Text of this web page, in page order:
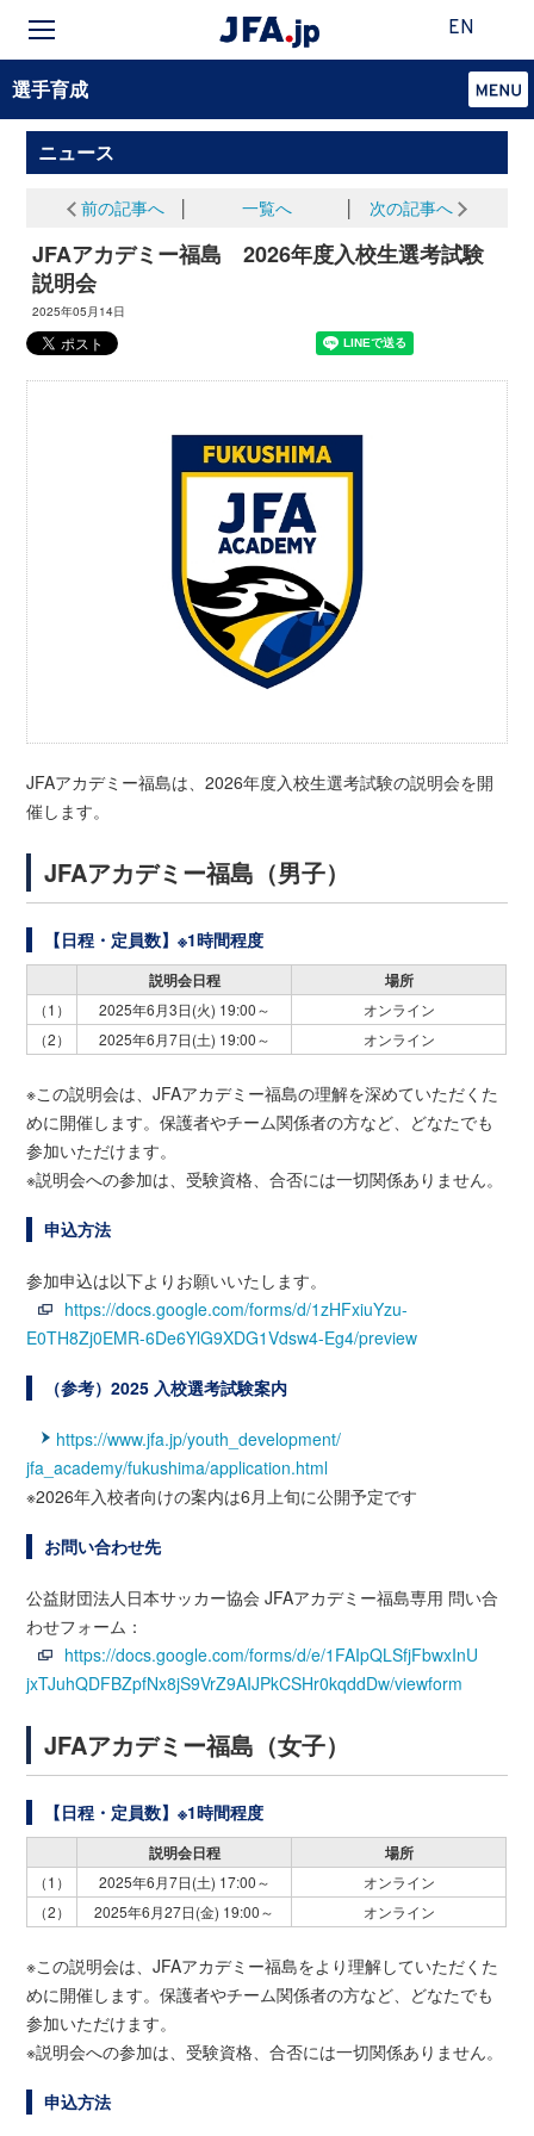
EN
選手育成
ニュース
前の記事へ 一覧へ 次の記事へ
JFAアカデミー福島 2026年度入校生選考試験
説明会
2025年05月14日
JFAアカデミー福島は、2026年度入校生選考試験の説明会を開
催します。
JFAアカデミー福島（男子）
【日程・定員数】※1時間程度
説明会日程 場所
（1） 2025年6月3日(火) 19:00～
オンライン
（2）
2025年6月7日(土) 19:00～ オンライン
※この説明会は、JFAアカデミー福島の理解を深めていただくた
めに開催します。保護者やチーム関係者の方など、どなたでも
参加いただけます。
※説明会への参加は、受験資格、合否には一切関係ありません。
申込方法
参加申込は以下よりお願いいたします。
https://docs.google.com/forms/d/1zHFxiuYzu-
E0TH8Zj0EMR-6De6YlG9XDG1Vdsw4-Eg4/preview
（参考）2025 入校選考試験案内
https://www.jfa.jp/youth_development/
jfa_academy/fukushima/application.html
※2026年入校者向けの案内は6月上旬に公開予定です
お問い合わせ先
公益財団法人日本サッカー協会 JFAアカデミー福島専用 問い合
わせフォーム：
https://docs.google.com/forms/d/e/1FAIpQLSfjFbwxInU
jxTJuhQDFBZpfNx8jS9VrZ9AIJPkCSHr0kqddDw/viewform
JFAアカデミー福島（女子）
【日程・定員数】※1時間程度
説明会日程 場所
（1） 2025年6月7日(土) 17:00～
オンライン
（2）
2025年6月27日(金) 19:00～ オンライン
※この説明会は、JFAアカデミー福島をより理解していただくた
めに開催します。保護者やチーム関係者の方など、どなたでも
参加いただけます。
※説明会への参加は、受験資格、合否には一切関係ありません。
申込方法